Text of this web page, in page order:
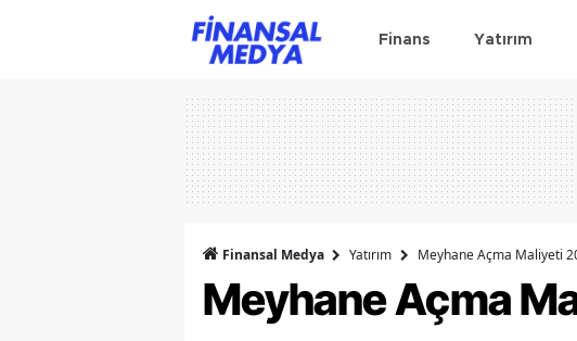
Finans Yatırım
Finansal Medya Yatırım Meyhane Açma Maliyeti
Meyhane Açma